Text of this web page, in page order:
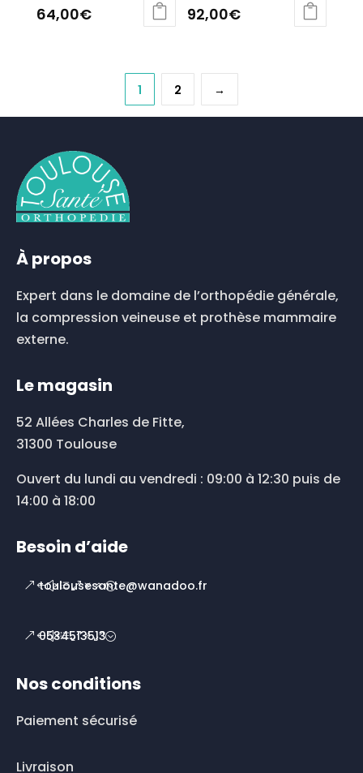
64,00€
peuvent
être
choisies
sur
du
92,00€
1 2 →
À propos
Expert dans le domaine de l’orthopédie générale,
la compression veineuse et prothèse mammaire
externe.
Le magasin
52 Allées Charles de Fitte,
31300 Toulouse
Ouvert du lundi au vendredi : 09:00 à 12:30 puis de
14:00 à 18:00
Besoin d’aide
toulousesante@wanadoo.fr
0534513513
Nos conditions
Paiement sécurisé
Livraison